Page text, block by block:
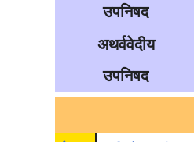
उपनिषद
अथर्ववेदीय
उपनिषद